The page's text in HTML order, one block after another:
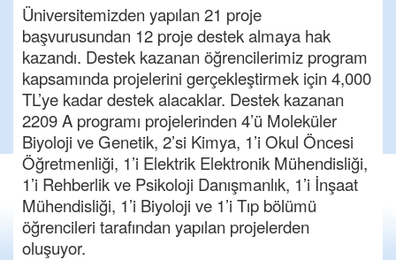
Üniversitemizden yapılan 21 proje
başvurusundan 12 proje destek almaya hak
kazandı. Destek kazanan öğrencilerimiz program
kapsamında projelerini gerçekleştirmek için 4,000
TL’ye kadar destek alacaklar. Destek kazanan
2209 A programı projelerinden 4’ü Moleküler
Biyoloji ve Genetik, 2’si Kimya, 1’i Okul Öncesi
Öğretmenliği, 1’i Elektrik Elektronik Mühendisliği,
1’i Rehberlik ve Psikoloji Danışmanlık, 1’i İnşaat
Mühendisliği, 1’i Biyoloji ve 1’i Tıp bölümü
öğrencileri tarafından yapılan projelerden
oluşuyor.